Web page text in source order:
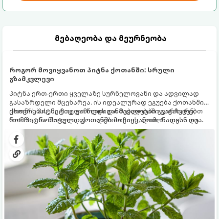
მებაღეობა და მეურნეობა
როგორ მოვიყვანოთ პიტნა ქოთანში: სრული
გზამკვლევი
პიტნა ერთ-ერთი ყველაზე სურნელოვანი და ადვილად
გასაზრდელი მცენარეა. ის იდეალურად ეგუება ქოთანში
ცხოვრებას, მეტიც, გამოცდილი მებაღეები გვირჩევენ,
რომ პიტნა მხოლოდ ქოთანში მოვიყვანოთ, რადგან ღია
გრუნტში (ბაღში) დარგვისას ის ფესვებით ძალიან
სწრაფად ვრცელდება და სხვა მცენარეებს ავიწროებს.
ქოთნის პიტნა მთელი წლის განმავლობაში გაგახარებთ
ნორჩი, არომატული ფოთლებით ჩაის, ლიმონათისა თუ
კერძებისთვის.